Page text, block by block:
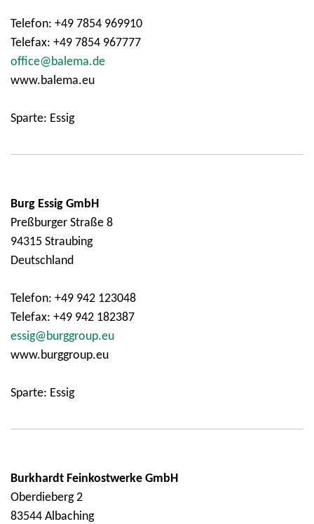
Telefon: +49 7854 969910
Telefax: +49 7854 967777
office@balema.de
www.balema.eu
Sparte: Essig
Burg Essig GmbH
Preßburger Straße 8
94315 Straubing
Deutschland
Telefon: +49 942 123048
Telefax: +49 942 182387
essig@burggroup.eu
www.burggroup.eu
Sparte: Essig
Burkhardt Feinkostwerke GmbH
Oberdieberg 2
83544 Albaching